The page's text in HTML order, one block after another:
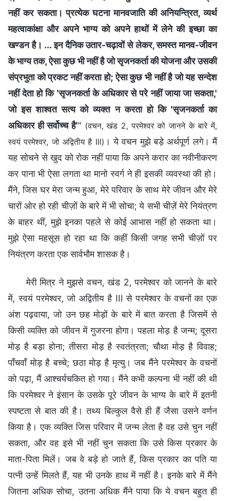
नहीं कर सकता। प्रत्येक घटना मानवजाति की अनियन्त्रित, व्यर्थ
महत्वाकांक्षा और अपने भाग्य को अपने हाथों में लेने की इच्छा का
खण्डन है। ... इन दैनिक उतार-चढ़ावों से लेकर, समस्त मानव-जीवन
के भाग्य तक, ऐसा कुछ भी नहीं है जो सृजनकर्ता की योजना और उसकी
संप्रभुता को प्रकट नहीं करता हो; ऐसा कुछ भी नहीं है जो यह सन्देश
नहीं देता हो कि 'सृजनकर्ता के अधिकार से परे नहीं जाया जा सकता,'
जो इस शाश्वत सत्य को व्यक्त न करता हो कि 'सृजनकर्ता का
अधिकार ही सर्वोच्च है'" (वचन, खंड 2, परमेश्वर को जानने के बारे में,
स्वयं परमेश्वर, जो अद्वितीय है III) । ये वचन मुझे बड़े अर्थपूर्ण लगे। मैं
यह सोचने से खुद को रोक नहीं पाया कि अपने करार का नवीनीकरण
कर पाना भी ऐसा लगता था मानो स्वर्ग ने ही इसकी व्यवस्था की हो।
मैंने, जिस घर मेरा जन्म हुआ, मेरे परिवार के साथ मेरे जीवन और मेरे
चारों ओर हो रही चीज़ों के बारे में भी सोचा; ये सभी चीज़ें मेरे नियंत्रण
के बाहर थीं, मुझे इनका पहले से कोई आभास नहीं हो सकता था।
मुझे ऐसा महसूस हो रहा था कि कहीं किसी जगह सभी चीज़ों पर
नियंत्रण करता एक सार्वभौम शासक है।
मेरी मित्र ने मुझसे वचन, खंड 2, परमेश्वर को जानने के बारे
में, स्वयं परमेश्वर, जो अद्वितीय है III से परमेश्वर के वचनों का एक
अंश पढ़वाया, जो उन छह मोड़ों के बारे में बात करता है जिसमें से
किसी व्यक्ति को जीवन में गुजरना होगा। पहला मोड़ है जन्म; दूसरा
मोड़ है बड़ा होना; तीसरा मोड़ है स्वतंत्रता; चौथा मोड़ है विवाह;
पाँचवाँ मोड़ है बच्चे; छठा मोड़ है मृत्यु। जब मैंने परमेश्वर के वचनों
को पढ़ा, मैं आश्चर्यचकित हो गया। मैंने कभी कल्पना भी नहीं की थी
कि परमेश्वर ने इंसान के उसके पूरे जीवन के भाग्य के बारे में इतनी
स्पष्टता से बात की है। तथ्य बिल्कुल वैसे ही हैं जैसा उसने वर्णन
किया है। एक व्यक्ति जिस परिवार में जन्म लेता है वह उसे चुन नहीं
सकता, और वह इसे भी नहीं चुन सकता कि उसे किस प्रकार के
माता-पिता मिलें। जब वे बड़े हो जाते हैं, किस प्रकार का पति या
पत्नी उन्हें मिलते हैं, यह भी उनके हाथ में नहीं है। इनके बारे में मैंने
जितना अधिक सोचा, उतना अधिक मैंने पाया कि ये वचन बहुत ही